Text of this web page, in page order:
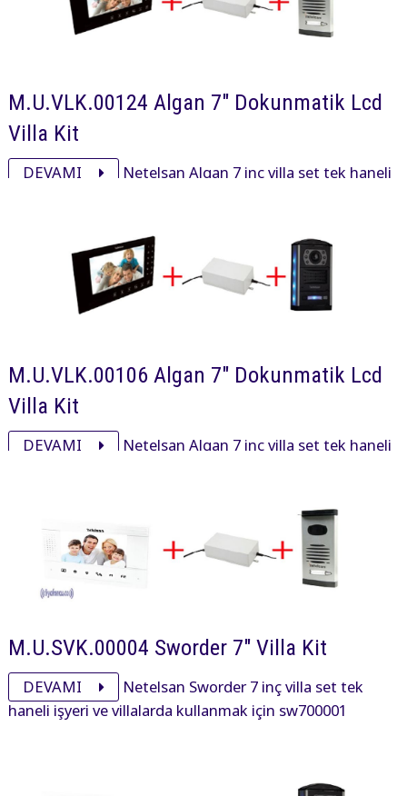
M.U.VLK.00124 Algan 7" Dokunmatik Lcd
Villa Kit
DEVAMI
Netelsan Algan 7 inç villa set tek haneli
M.U.VLK.00106 Algan 7" Dokunmatik Lcd
Villa Kit
DEVAMI
Netelsan Algan 7 inç villa set tek haneli
M.U.SVK.00004 Sworder 7" Villa Kit
DEVAMI
Netelsan Sworder 7 inç villa set tek
haneli işyeri ve villalarda kullanmak için sw700001